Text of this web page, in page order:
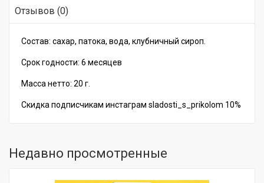
Отзывов (0)
Состав: сахар, патока, вода, клубничный сироп.
Срок годности: 6 месяцев
Масса нетто: 20 г.
Скидка подписчикам инстаграм sladosti_s_prikolom 10%
Недавно просмотренные